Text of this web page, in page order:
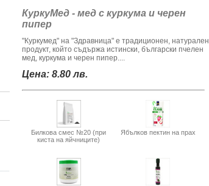
КуркуМед - мед с куркума и черен
пипер
"Куркумед" на "Здравница" е традиционен, натурален
продукт, който съдържа истински, български пчелен
мед, куркума и черен пипер....
Цена: 8.80 лв.
Билкова смес №20 (при
киста на яйчниците)
Ябълков пектин на прах